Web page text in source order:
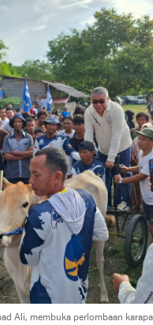
Ali, membuka perlombaan